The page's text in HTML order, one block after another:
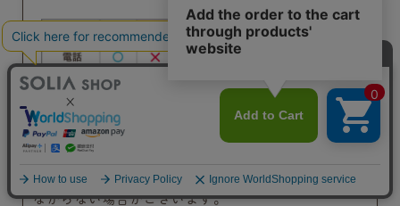
※1 ご住所不備やご注文に関する確認事項がある場
お電話のお問い合わせは時間によっては混雑によりつ
ながらない場合がございます。